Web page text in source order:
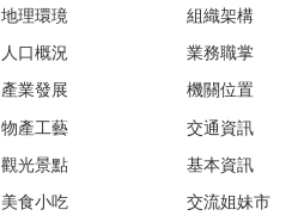
地理環璄
人口概況
產業發展
物產工藝
觀光景點
美食小吃
組織架構
業務職掌
機關位置
交通資訊
基本資訊
交流姐妹市